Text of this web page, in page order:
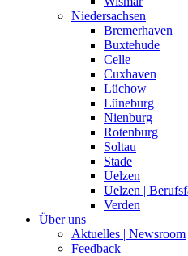
Niedersachsen
Bremerhaven
Buxtehude
Celle
Cuxhaven
Lüchow
Lüneburg
Nienburg
Rotenburg
Soltau
Stade
Uelzen
Uelzen |
Verden
Über uns
Aktuelles | Newsroom
Feedback